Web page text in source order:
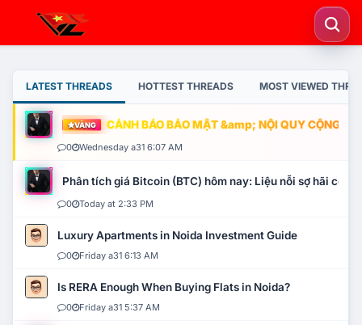
LATEST THREADS HOTTEST THREADS MOST VIEWED
VÀNG CẢNH BÁO BẢO MẬT &amp; NỘI QUY CỘNG
0 Wednesday a31 6:07 AM
Phân tích giá Bitcoin (BTC) hôm nay: Liệu nỗi sợ hãi có
0 Today at 2:33 PM
Luxury Apartments in Noida Investment Guide
0 Friday a31 6:13 AM
Is RERA Enough When Buying Flats in Noida?
0 Friday a31 5:37 AM